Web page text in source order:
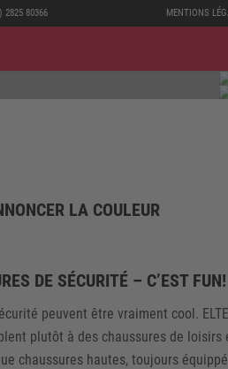
MENTIONS
2825 80366
LA COULEUR
DE SÉCURITÉ – C’EST FUN!
peuvent être vraiment cool.
plutôt à des chaussures de loisirs
chaussures hautes, toujours